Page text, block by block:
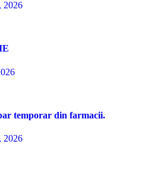
2026
temporar din farmacii.
2026